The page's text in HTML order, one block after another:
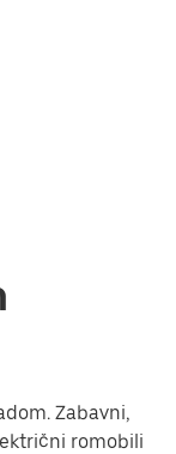
Zabavni,
romobili